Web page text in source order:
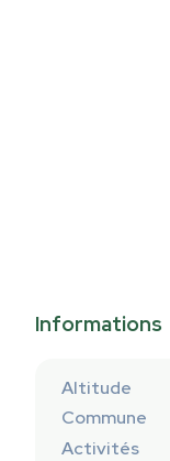
Informations
Altitude
Commune
Activités